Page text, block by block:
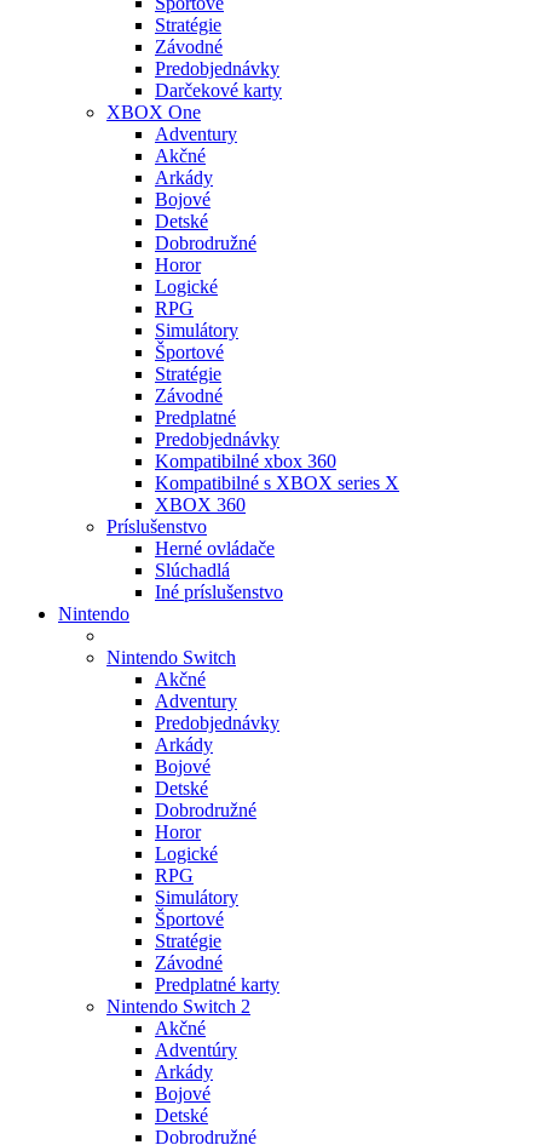
Stratégie
Závodné
Predobjednávky
Darčekové karty
XBOX One
Adventury
Akčné
Arkády
Bojové
Detské
Dobrodružné
Horor
Logické
RPG
Simulátory
Športové
Stratégie
Závodné
Predplatné
Predobjednávky
Kompatibilné xbox 360
Kompatibilné s XBOX series X
XBOX 360
Príslušenstvo
Herné ovládače
Slúchadlá
Iné príslušenstvo
Nintendo
Nintendo Switch
Akčné
Adventury
Predobjednávky
Arkády
Bojové
Detské
Dobrodružné
Horor
Logické
RPG
Simulátory
Športové
Stratégie
Závodné
Predplatné karty
Nintendo Switch 2
Akčné
Adventúry
Arkády
Bojové
Detské
Dobrodružné